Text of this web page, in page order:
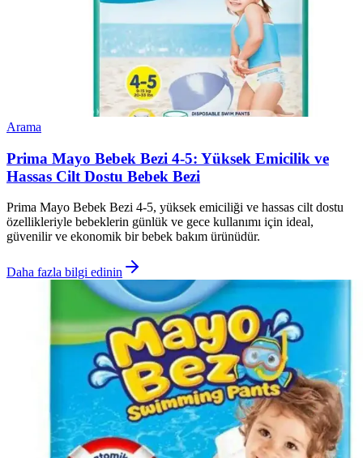
Arama
Prima Mayo Bebek Bezi 4-5: Yüksek Emicilik ve
Hassas Cilt Dostu Bebek Bezi
Prima Mayo Bebek Bezi 4-5, yüksek emiciliği ve hassas cilt dostu
özellikleriyle bebeklerin günlük ve gece kullanımı için ideal,
güvenilir ve ekonomik bir bebek bakım ürünüdür.
Daha fazla bilgi edinin